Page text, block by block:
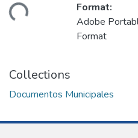
Format:
Adobe
Format
Collections
Documentos Municipales